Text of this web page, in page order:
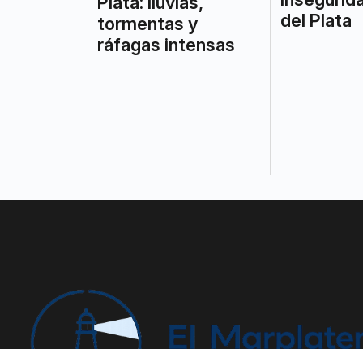
tormentas y
ráfagas intensas
del Plata